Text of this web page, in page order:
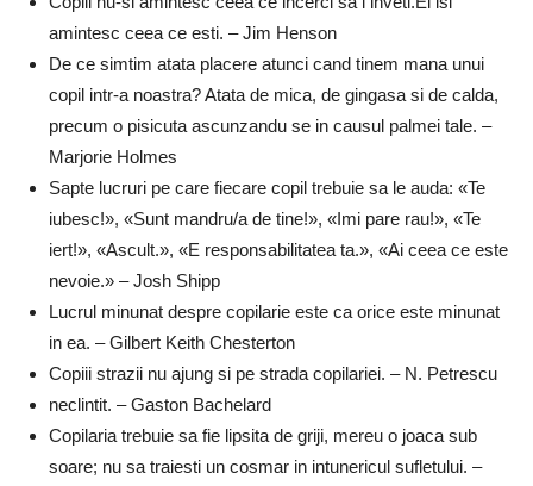
amintesc ceea ce esti. – Jim Henson
De ce simtim atata placere atunci cand tinem mana unui
copil intr-a noastra? Atata de mica, de gingasa si de calda,
precum o pisicuta ascunzandu se in causul palmei tale. –
Marjorie Holmes
Sapte lucruri pe care fiecare copil trebuie sa le auda: «Te
iubesc!», «Sunt mandru/a de tine!», «Imi pare rau!», «Te
iert!», «Ascult.», «E responsabilitatea ta.», «Ai ceea ce este
nevoie.» – Josh Shipp
Lucrul minunat despre copilarie este ca orice este minunat
in ea. – Gilbert Keith Chesterton
Copiii strazii nu ajung si pe strada copilariei. – N. Petrescu
neclintit. – Gaston Bachelard
Copilaria trebuie sa fie lipsita de griji, mereu o joaca sub
soare; nu sa traiesti un cosmar in intunericul sufletului. –